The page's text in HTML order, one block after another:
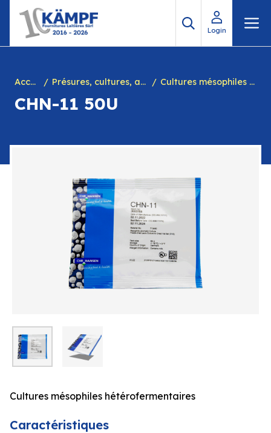
contenu
Login
Accueil Présures, cultures, arôme à yogourt, marques, chiffres en caséine et divers Cultures mésophiles hétérofermentaires
CHN-11 50U
Cultures mésophiles hétérofermentaires
Caractéristiques